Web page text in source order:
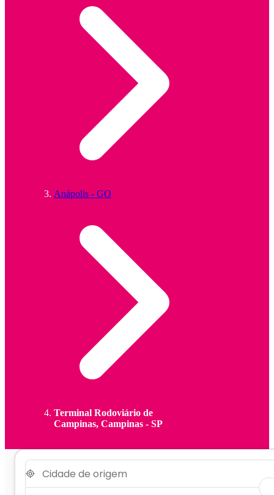
Anápolis - GO
Terminal Rodoviário de
Campinas, Campinas - SP